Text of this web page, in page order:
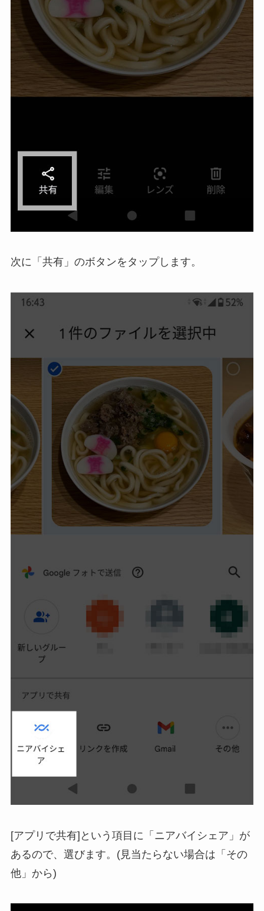
次に「共有」のボタンをタップします。
[アプリで共有]という項目に「ニアバイシェア」が
あるので、選びます。(見当たらない場合は「その
他」から)